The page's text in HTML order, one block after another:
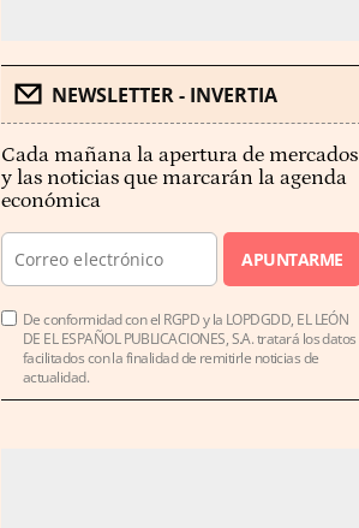
NEWSLETTER - INVERTIA
Cada mañana la apertura de mercados
y las noticias que marcarán la agenda
económica
APUNTARME
De conformidad con el RGPD y la LOPDGDD, EL LEÓN
DE EL ESPAÑOL PUBLICACIONES, S.A. tratará los datos
facilitados con la finalidad de remitirle noticias de
actualidad.